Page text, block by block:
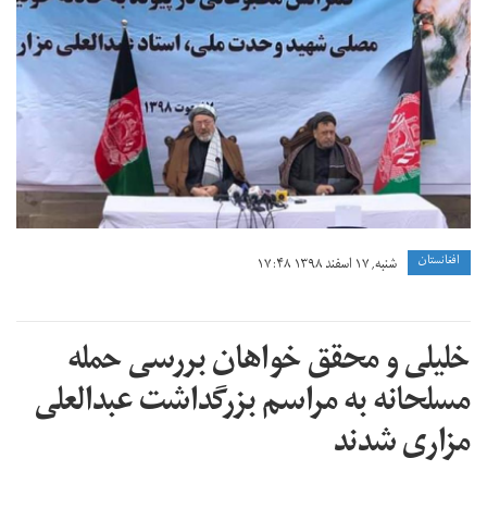
افغانستان شنبه, ۱۷ اسفند ۱۳۹۸ ۱۷:۴۸
خلیلی و محقق خواهان بررسی حمله
مسلحانه به مراسم بزرگداشت عبدالعلی
مزاری شدند